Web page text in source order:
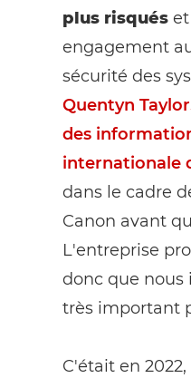
plus risquéset
engagement
sécurité des
Quentyn
des
internationale
dans le cadre
Canon avant
L'entreprise
donc que nous
très important
C'était en